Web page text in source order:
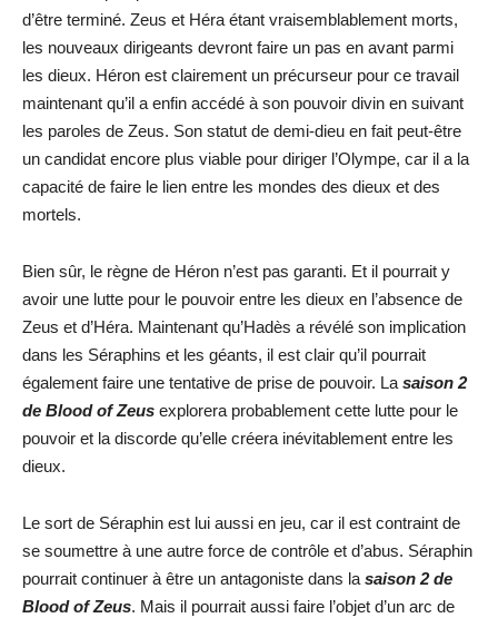
d’être terminé. Zeus et Héra étant vraisemblablement morts,
les nouveaux dirigeants devront faire un pas en avant parmi
les dieux. Héron est clairement un précurseur pour ce travail
maintenant qu’il a enfin accédé à son pouvoir divin en suivant
les paroles de Zeus. Son statut de demi-dieu en fait peut-être
un candidat encore plus viable pour diriger l’Olympe, car il a la
capacité de faire le lien entre les mondes des dieux et des
mortels.
Bien sûr, le règne de Héron n’est pas garanti. Et il pourrait y
avoir une lutte pour le pouvoir entre les dieux en l’absence de
Zeus et d’Héra. Maintenant qu’Hadès a révélé son implication
dans les Séraphins et les géants, il est clair qu’il pourrait
également faire une tentative de prise de pouvoir. La saison 2
de Blood of Zeus explorera probablement cette lutte pour le
pouvoir et la discorde qu’elle créera inévitablement entre les
dieux.
Le sort de Séraphin est lui aussi en jeu, car il est contraint de
se soumettre à une autre force de contrôle et d’abus. Séraphin
pourrait continuer à être un antagoniste dans la saison 2 de
Blood of Zeus. Mais il pourrait aussi faire l’objet d’un arc de